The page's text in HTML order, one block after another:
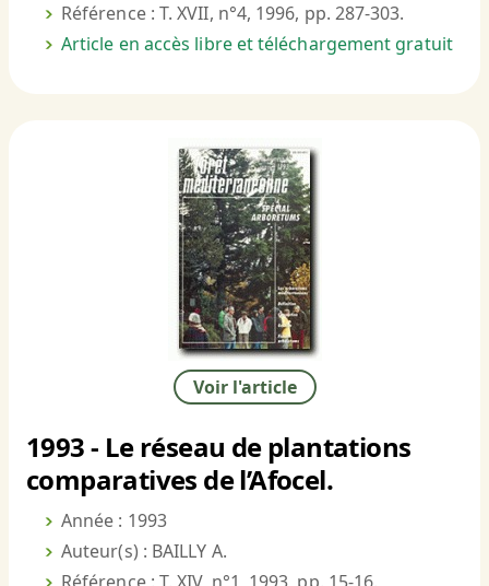
Référence : T. XVII, n°4, 1996, pp. 287-303.
Article en accès libre et téléchargement gratuit
Voir l'article
1993 - Le réseau de plantations
comparatives de l’Afocel.
Année : 1993
Auteur(s) : BAILLY A.